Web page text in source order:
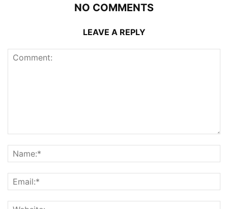
NO COMMENTS
LEAVE A REPLY